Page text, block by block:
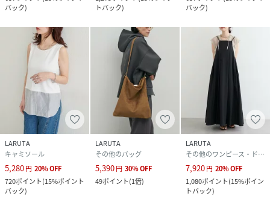
バック)
トバック)
バック)
LARUTA
キャミソール
5,280円 20%OFF
720ポイント(15%ポイント
バック)
LARUTA
その他のバッグ
5,390円 30%OFF
49ポイント(1倍)
LARUTA
その他のワンピース・ドレス
7,920円 20%OFF
1,080ポイント(15%ポイン
トバック)